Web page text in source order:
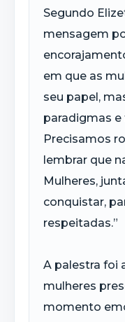
Segundo
mensagem
em que as
seu papel,
paradigmas
Precisamos
lembrar que
Mulheres,
conquistar,
respeitadas.”
A palestra foi
mulheres
momento